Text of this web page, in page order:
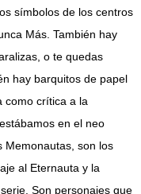
símbolos de los centros
Más. También hay
o te quedas
hay barquitos de papel
como crítica a la
en el neo
Memonautas, son los
al Eternauta y la
Son personajes que